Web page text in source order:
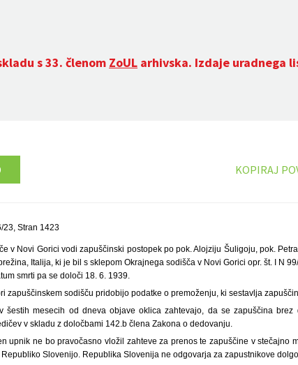
s 33. členom ZoUL arhivska. Izdaje uradnega
KOPIRAJ
23, Stran 1423
v Novi Gorici vodi zapuščinski postopek po pok. Alojziju Šuligoju, pok.
Italija, ki je bil s sklepom Okrajnega sodišča v Novi Gorici opr. št. I N
smrti pa se določi 18. 6. 1939.
zapuščinskem sodišču pridobijo podatke o premoženju, ki sestavlja
šestih mesecih od dneva objave oklica zahtevajo, da se zapuščina brez
v skladu z določbami 142.b člena Zakona o dedovanju.
upnik ne bo pravočasno vložil zahteve za prenos te zapuščine v stečajno
Slovenijo. Republika Slovenija ne odgovarja za zapustnikove